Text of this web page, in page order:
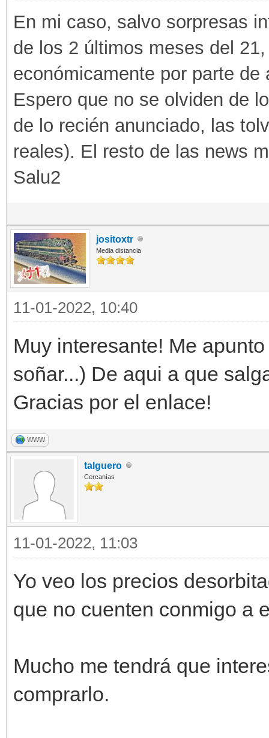
En mi caso, salvo sorpresas
de los 2 últimos meses del
económicamente por parte de
Espero que no se olviden de
de lo recién anunciado, las
reales). El resto de las news
Salu2
jositoxtr
Media distancia
11-01-2022, 10:40
Muy interesante! Me
soñar...) De aqui a que
Gracias por el enlace!
WWW
talguero
Cercanías
11-01-2022, 11:03
Yo veo los precios
que no cuenten conmigo a
Mucho me tendrá que
comprarlo.